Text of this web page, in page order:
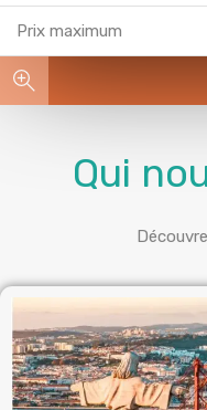
Prix maximum
Qui